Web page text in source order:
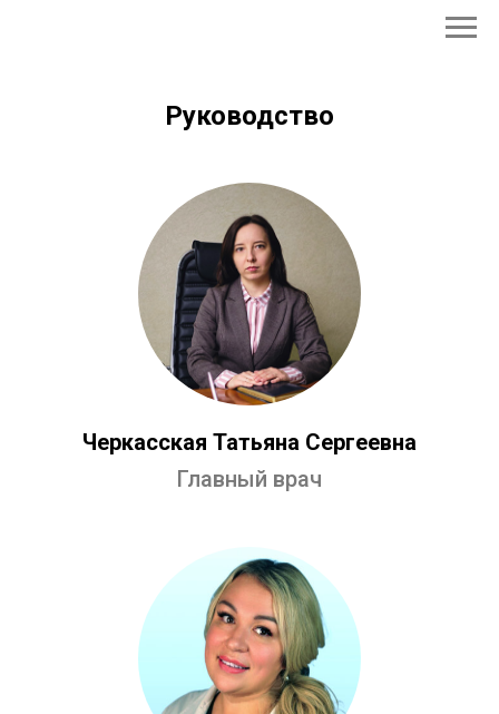
Руководство
Черкасская Татьяна Сергеевна
Главный врач